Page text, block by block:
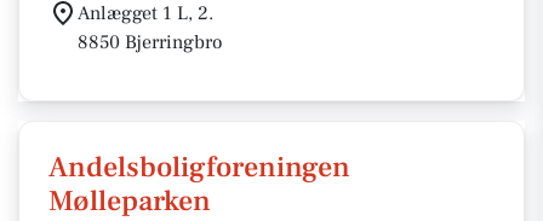
Anlægget 1 L, 2.
8850 Bjerringbro
Andelsboligforeningen
Mølleparken